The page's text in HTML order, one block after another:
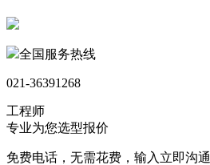
全国服务热线
021-36391268
工程师
专业为您选型报价
免费电话，无需花费，输入立即沟通